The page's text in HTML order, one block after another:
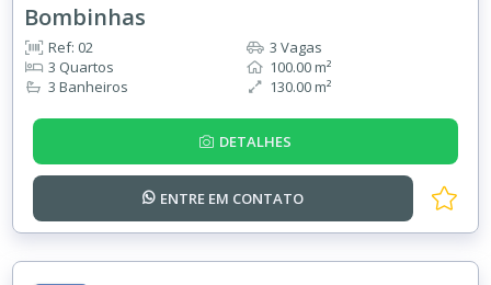
Bombinhas
Ref: 02
3 Quartos
3 Banheiros
3 Vagas
100.00 m²
130.00 m²
DETALHES
ENTRE EM CONTATO